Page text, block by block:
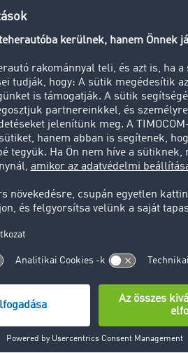
továbbra is előfordulhatnak, az
a korábbi évekhez képest.
gazdasági élénkülés
fékezhetik a növekedést. Az
biztosítása és a
kulcsfontosságú marad. A piac
az elmúlt negyedév
és
sok fuvarozó
csak részben tudják érvényesíteni
nehéz helyzetbe,
próbálhatják menteni